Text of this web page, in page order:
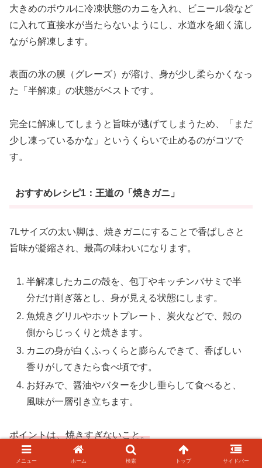
大きめのボウルに冷凍状態のカニを入れ、ビニール袋など
に入れて直接水が当たらないようにし、水道水を細く流し
ながら解凍します。
表面の氷の膜（グレーズ）が溶け、身が少し柔らかくなっ
た「半解凍」の状態がベストです。
完全に解凍してしまうと旨味が逃げてしまうため、「まだ
少し凍っているかな」というくらいで止めるのがコツで
す。
おすすめレシピ1：王道の「焼きガニ」
7Lサイズの太い脚は、焼きガニにすることで香ばしさと
旨味が凝縮され、最高の味わいになります。
半解凍したカニの殻を、包丁やキッチンバサミで半
分だけ削ぎ落とし、身が見える状態にします。
魚焼きグリルやホットプレート、炭火などで、殻の
側からじっくりと焼きます。
カニの身が白くふっくらと膨らんできて、香ばしい
香りがしてきたら食べ頃です。
お好みで、醤油やバターを少し垂らして食べると、
風味が一層引き立ちます。
ポイントは、焼きすぎないこと。
メニュー ホーム 検索 トップ サイドバー